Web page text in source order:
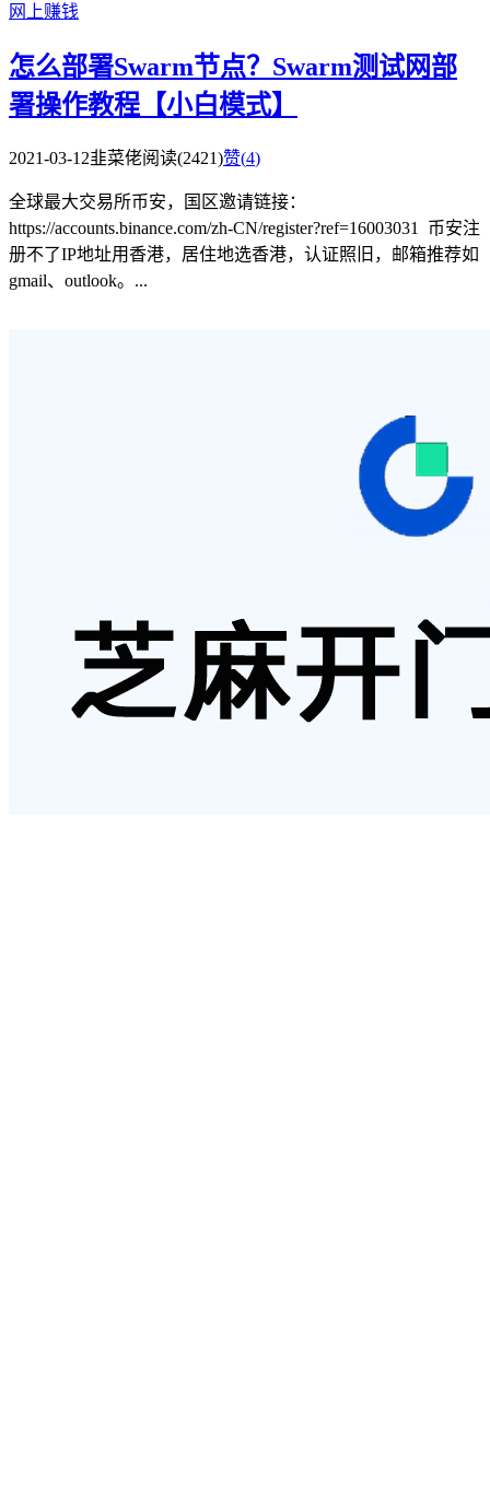
网上赚钱
怎么部署Swarm节点？Swarm测试网部
署操作教程【小白模式】
2021-03-12韭菜佬阅读(2421)赞(4)
全球最大交易所币安，国区邀请链接：
https://accounts.binance.com/zh-CN/register?ref=16003031 币安注
册不了IP地址用香港，居住地选香港，认证照旧，邮箱推荐如
gmail、outlook。...